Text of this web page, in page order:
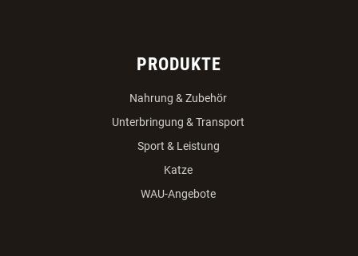
PRODUKTE
Nahrung & Zubehör
Unterbringung & Transport
Sport & Leistung
Katze
WAU-Angebote